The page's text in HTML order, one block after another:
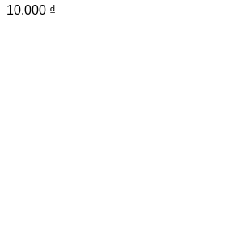
10.000 ₫